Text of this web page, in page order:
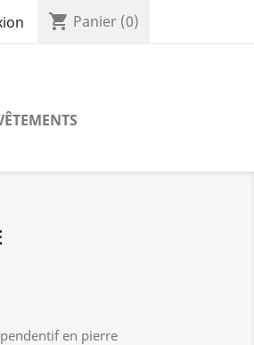
shopping_cart Panier (0)
en pierre